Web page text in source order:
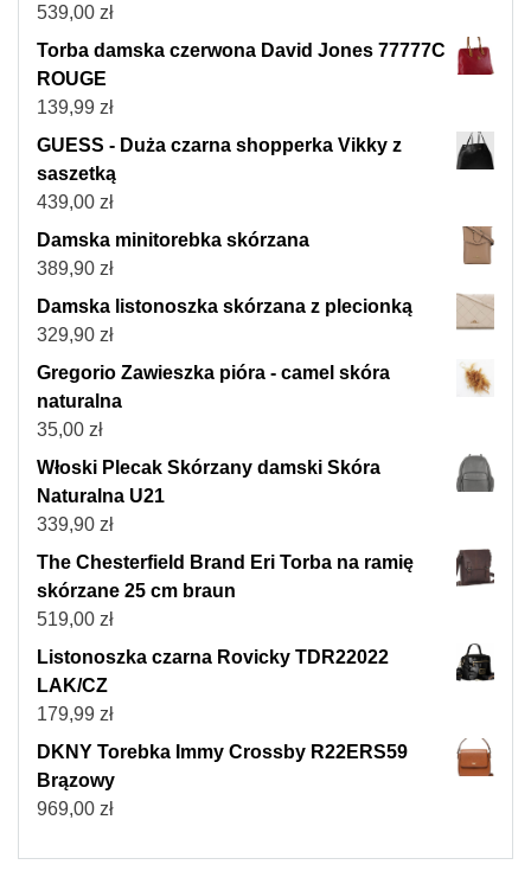
539,00 zł
Torba damska czerwona David Jones 77777C
ROUGE
139,99 zł
GUESS - Duża czarna shopperka Vikky z
saszetką
439,00 zł
Damska minitorebka skórzana
389,90 zł
Damska listonoszka skórzana z plecionką
329,90 zł
Gregorio Zawieszka pióra - camel skóra
naturalna
35,00 zł
Włoski Plecak Skórzany damski Skóra
Naturalna U21
339,90 zł
The Chesterfield Brand Eri Torba na ramię
skórzane 25 cm braun
519,00 zł
Listonoszka czarna Rovicky TDR22022
LAK/CZ
179,99 zł
DKNY Torebka Immy Crossby R22ERS59
Brązowy
969,00 zł